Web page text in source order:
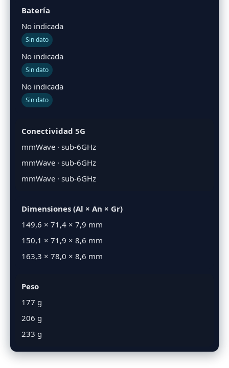
Batería
No indicada
Sin dato
No indicada
Sin dato
No indicada
Sin dato
Conectividad 5G
mmWave · sub-6GHz
mmWave · sub-6GHz
mmWave · sub-6GHz
Dimensiones (Al × An × Gr)
149,6 × 71,4 × 7,9 mm
150,1 × 71,9 × 8,6 mm
163,3 × 78,0 × 8,6 mm
Peso
177 g
206 g
233 g